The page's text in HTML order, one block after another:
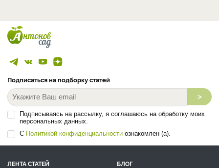
Подписаться на подборку статей
>
Подписываясь на рассылку, я соглашаюсь на обработку моих
персональных данных.
С Политикой конфиденциальности ознакомлен (а).
ЛЕНТА СТАТЕЙ
БЛОГ